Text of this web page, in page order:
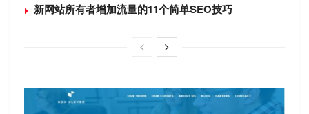
新网站所有者增加流量的11个简单SEO技巧